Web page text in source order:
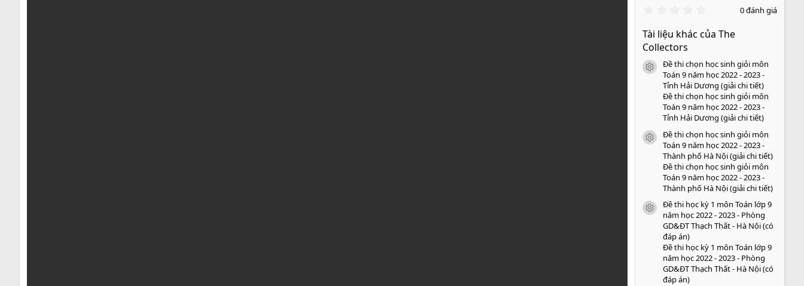
0
0
o
0 đánh giá
Tài liệu khác của The
Collectors
icon tài liệu
Đề thi chọn học sinh giỏi môn
Toán 9 năm học 2022 - 2023 -
Tỉnh Hải Dương (giải chi tiết)
Đề thi chọn học sinh giỏi môn
Toán 9 năm học 2022 - 2023 -
Tỉnh Hải Dương (giải chi tiết)
icon tài liệu
Đề thi chọn học sinh giỏi môn
Toán 9 năm học 2022 - 2023 -
Thành phố Hà Nội (giải chi tiết)
Đề thi chọn học sinh giỏi môn
Toán 9 năm học 2022 - 2023 -
Thành phố Hà Nội (giải chi tiết)
icon tài liệu
Đề thi học kỳ 1 môn Toán lớp 9
năm học 2022 - 2023 - Phòng
GD&ĐT Thạch Thất - Hà Nội (có
đáp án)
Đề thi học kỳ 1 môn Toán lớp 9
năm học 2022 - 2023 - Phòng
GD&ĐT Thạch Thất - Hà Nội (có
đáp án)